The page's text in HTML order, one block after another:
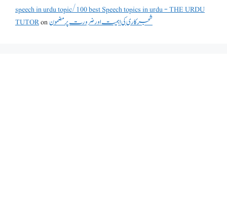
speech in urdu topic/100 best Speech topics in urdu - THE URDU
TUTORonشجرکاری کی اہمیت اور ضرورت پر مضمون